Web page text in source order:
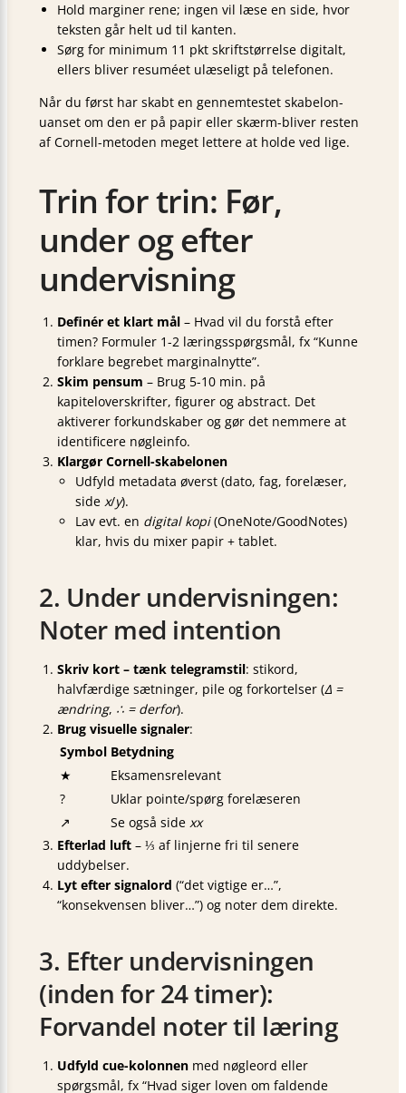
Hold marginer rene; ingen vil læse en side, hvor
teksten går helt ud til kanten.
Sørg for minimum 11 pkt skriftstørrelse digitalt,
ellers bliver resuméet ulæseligt på telefonen.
Når du først har skabt en gennemtestet skabelon-
uanset om den er på papir eller skærm-bliver resten
af Cornell-metoden meget lettere at holde ved lige.
Trin for trin: Før,
under og efter
undervisning
Definér et klart mål – Hvad vil du forstå efter
timen? Formuler 1-2 læringsspørgsmål, fx “Kunne
forklare begrebet marginalnytte”.
Skim pensum – Brug 5-10 min. på
kapiteloverskrifter, figurer og abstract. Det
aktiverer forkundskaber og gør det nemmere at
identificere nøgleinfo.
Klargør Cornell-skabelonen
Udfyld metadata øverst (dato, fag, forelæser,
side x/y).
Lav evt. en digital kopi(OneNote/GoodNotes)
klar, hvis du mixer papir + tablet.
2. Under undervisningen:
Noter med intention
Skriv kort – tænk telegramstil: stikord,
halvfærdige sætninger, pile og forkortelser (Δ =
ændring, ∴ = derfor).
Brug visuelle signaler:
Symbol Betydning
★
Eksamensrelevant
?
Uklar pointe/spørg forelæseren
↗
Se også side xx
Efterlad luft – ⅓ af linjerne fri til senere
uddybelser.
Lyt efter signalord (“det vigtige er…”,
“konsekvensen bliver…”) og noter dem direkte.
3. Efter undervisningen
(inden for 24 timer):
Forvandel noter til læring
Udfyld cue-kolonnen med nøgleord eller
spørgsmål, fx “Hvad siger loven om faldende